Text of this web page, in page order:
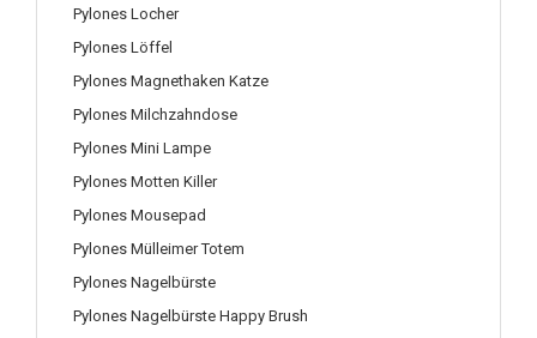
Pylones Locher
Pylones Löffel
Pylones Magnethaken Katze
Pylones Milchzahndose
Pylones Mini Lampe
Pylones Motten Killer
Pylones Mousepad
Pylones Mülleimer Totem
Pylones Nagelbürste
Pylones Nagelbürste Happy Brush